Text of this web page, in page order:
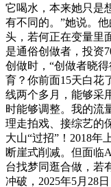
它喝水，本来她只是
有不同的。”她说。
头，若何正在变量里
是通俗创做者，投资
创做时，“创做者晓
育？你前面15天白花
线两个多月，能够采
时能够调整。我的流
理走拍戏、接综艺的
大山“过招”！2018年
断崖式削减。但面临
台找梦同逛合做，若
冲破，2025年5月28